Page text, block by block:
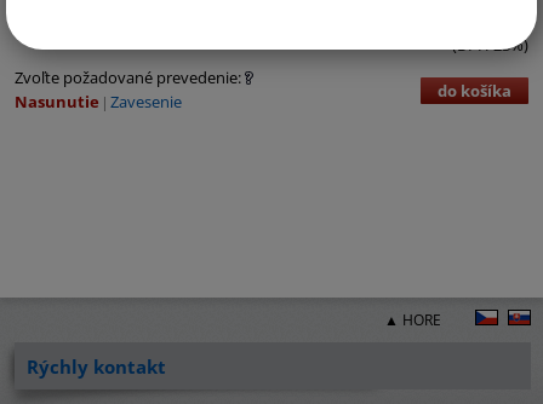
(DPH 23%)
Zvoľte požadované prevedenie:
Nasunutie Zavesenie do košíka
▲ HORE
Rýchly kontakt